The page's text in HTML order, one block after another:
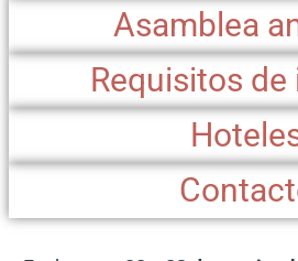
Asamblea
Requisitos de